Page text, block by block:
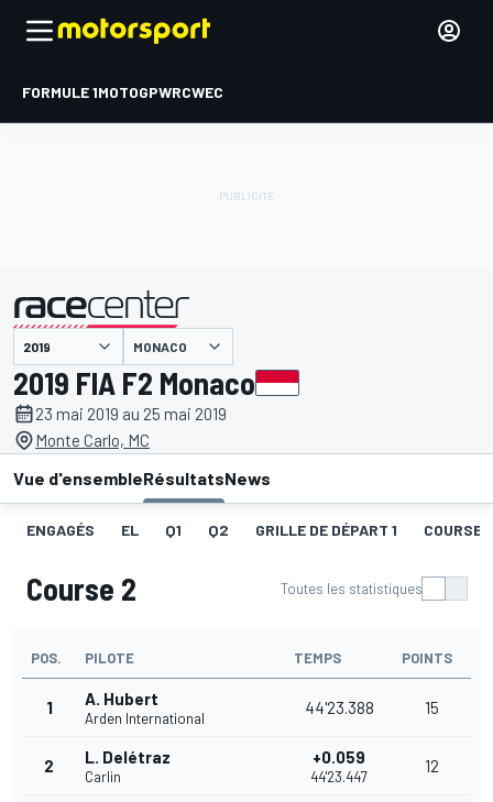
FORMULE 1MOTOGPWRCWEC
présenté par MONACO
2019 FIA F2 Monaco
23 mai 2019 au 25 mai 2019
Monte Carlo, MC
Vue d'ensembleRésultatsNews
ENGAGÉS EL Q1 Q2 GRILLE DE DÉPART 1 COURSE 1
Course 2 Toutes les statistiques
POS. PILOTE TEMPS POINTS
1 A. Hubert
Arden International
44'23.388 15
2 L. Delétraz
Carlin
+0.059
44'23.447
12